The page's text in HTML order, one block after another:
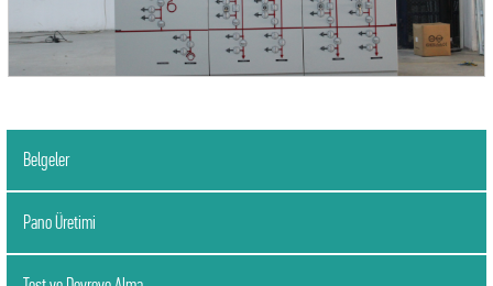
Belgeler
Pano Üretimi